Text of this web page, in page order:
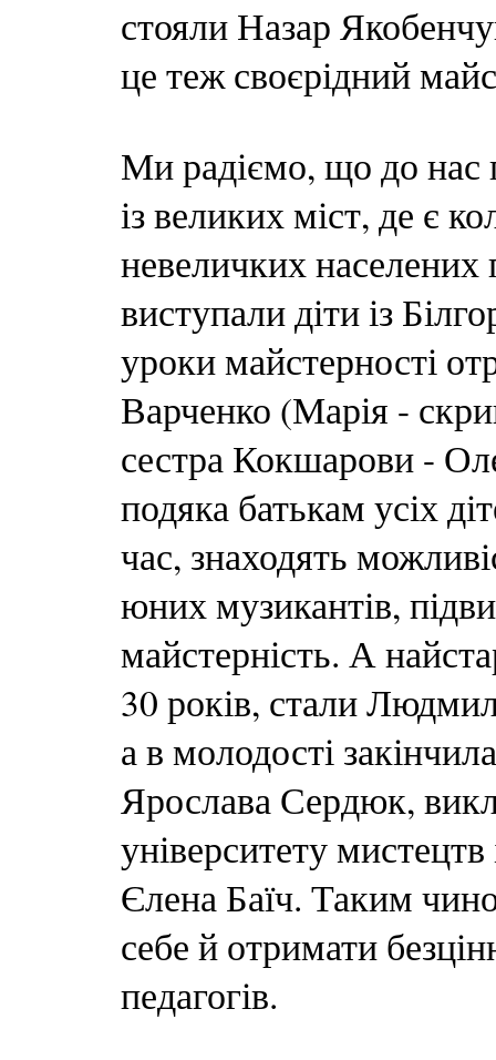
стояли Назар
це теж своєрідний
Ми радіємо, що до
із великих міст, де є
невеличких населених
виступали діти із
уроки майстерності
Варченко (Марія -
сестра Кокшарови -
подяка батькам усіх
час, знаходять
юних музикантів,
майстерність. А
30 років, стали
а в молодості
Ярослава Сердюк,
університету
Єлена Баїч. Таким
себе й отримати
педагогів.